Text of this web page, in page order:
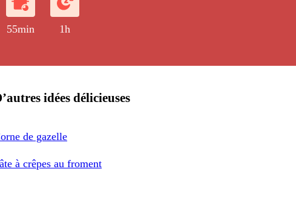
55min 1h
idées délicieuses
de gazelle
à crêpes au froment